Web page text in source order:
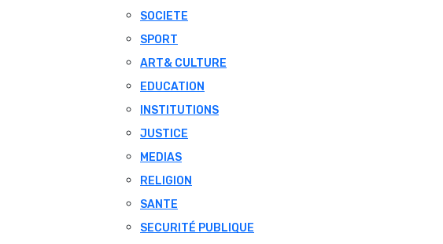
SOCIETE
SPORT
ART& CULTURE
EDUCATION
INSTITUTIONS
JUSTICE
MEDIAS
RELIGION
SANTE
SECURITÉ PUBLIQUE